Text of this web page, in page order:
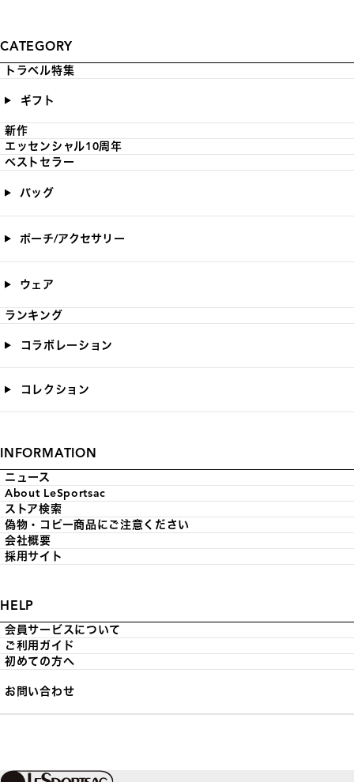
CATEGORY
トラベル特集
ギフト
新作
エッセンシャル10周年
ベストセラー
バッグ
ポーチ/アクセサリー
ウェア
ランキング
コラボレーション
コレクション
INFORMATION
ニュース
About LeSportsac
ストア検索
偽物・コピー商品にご注意ください
会社概要
採用サイト
HELP
会員サービスについて
ご利用ガイド
初めての方へ
お問い合わせ